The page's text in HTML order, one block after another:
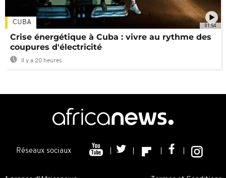
01:54
CUBA
Crise énergétique à Cuba : vivre au rythme des
coupures d'électricité
Il y a 20 heures
Réseaux sociaux